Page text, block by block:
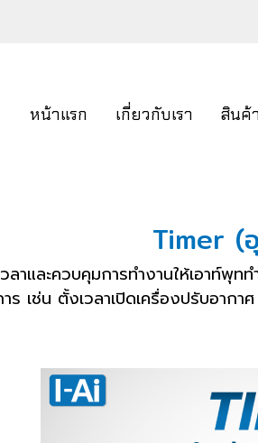
หน้าแรก เกี่ยวกับเรา สินค้
Timer (
าและควบคุมการทำงานให้เอาท์พุท
ร เช่น ตั้งเวลาเปิดเครื่องปรับอ